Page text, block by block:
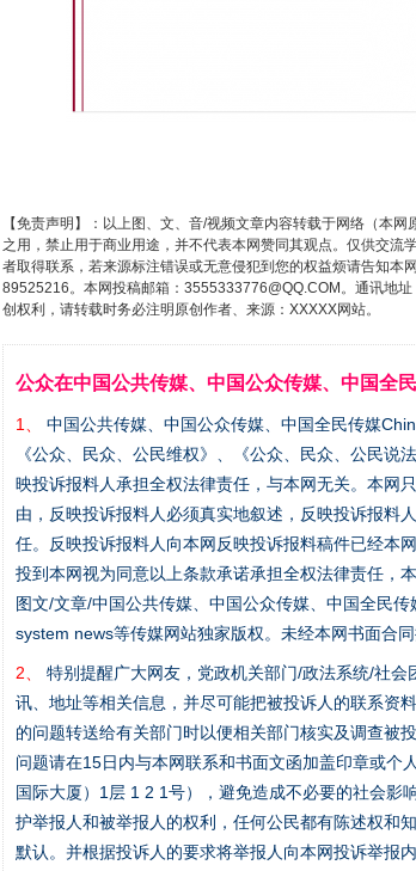
【免责声明】：以上图、文、音/视频文章内容转载于网络（本
之用，禁止用于商业用途，并不代表本网赞同其观点。仅供交
者取得联系，若来源标注错误或无意侵犯到您的权益烦请告知
89525216。本网投稿邮箱：3555333776@QQ.COM。通讯地
创权利，请转载时务必注明原创作者、来源：XXXXX网站。
公众在中国公共传媒、中国公众传媒、中国全
1、
中国公共传媒、中国公众传媒、中国全民传媒
《公众、民众、公民维权》、《公众、民众、公民
映投诉报料人承担全权法律责任，与本网无关。本网
由，反映投诉报料人必须真实地叙述，反映投诉报料
任。反映投诉报料人向本网反映投诉报料稿件已经本
投到本网视为同意以上条款承诺承担全权法律责任，
图文/文章/中国公共传媒、中国公众传媒、中国全民
system news等传媒网站独家版权。未经本网书面合
2、
特别提醒广大网友，党政机关部门/政法系统/社
讯、地址等相关信息，并尽可能把被投诉人的联系资
的问题转送给有关部门时以便相关部门核实及调查被
问题请在15日内与本网联系和书面文函加盖印章或个
国际大厦）1层 1 2 1号），避免造成不必要的社会影
护举报人和被举报人的权利，任何公民都有陈述权和
默认。并根据投诉人的要求将举报人向本网投诉举报